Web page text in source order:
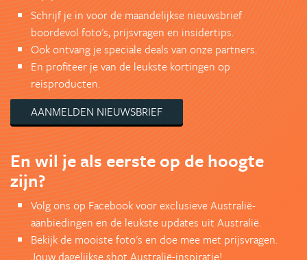
Schrijf je in voor de maandelijkse nieuwsbrief
boordevol foto's, prijsvragen en insidertips.
Ook ontvang je speciale deals van onze partners.
En profiteer je van de leukste kortingen op
reisproducten.
AANMELDEN NIEUWSBRIEF
En wil je als eerste op de hoogte
zijn?
Volg ons op Facebook voor exclusieve Australië-
aanbiedingen en de leukste updates uit Australië.
Bekijk de mooiste foto's en doe mee met prijsvragen.
Jouw dagelijkse shot Australië-inspiratie!